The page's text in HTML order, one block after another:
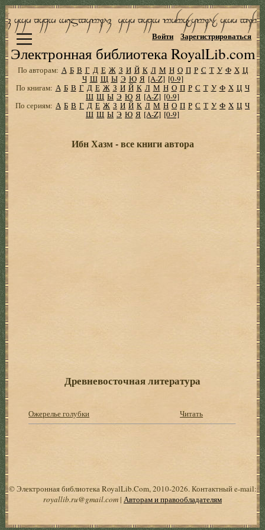
Электронная библиотека RoyalLib.com
Войти Зарегистрироваться
По авторам: А Б В Г Д Е Ж З И Й К Л М Н О П Р С Т У Ф Х Ц
Ч Ш Щ Ы Э Ю Я [A-Z] [0-9]
По книгам: А Б В Г Д Е Ж З И Й К Л М Н О П Р С Т У Ф Х Ц Ч
Ш Щ Ы Э Ю Я [A-Z] [0-9]
По сериям: А Б В Г Д Е Ж З И Й К Л М Н О П Р С Т У Ф Х Ц Ч
Ш Щ Ы Э Ю Я [A-Z] [0-9]
Ибн Хазм - все книги автора
Древневосточная литература
Ожерелье голубки Читать
© Электронная библиотека RoyalLib.Com, 2010-2026. Контактный e-mail:
royallib.ru@gmail.com| Авторам и правообладателям